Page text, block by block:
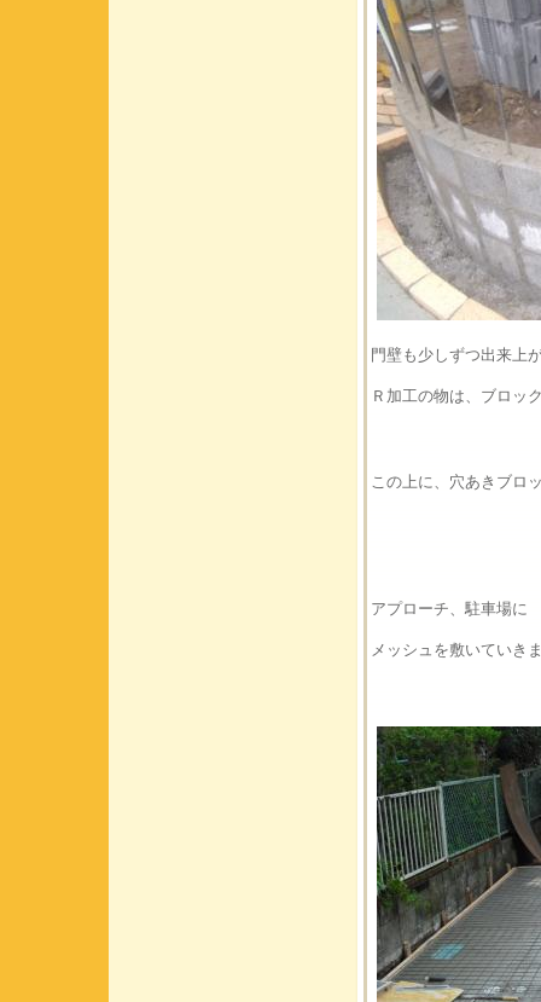
門壁も少しずつ出来上
Ｒ加工の物は、ブロッ
この上に、穴あきブロ
アプローチ、駐車場に
メッシュを敷いていき